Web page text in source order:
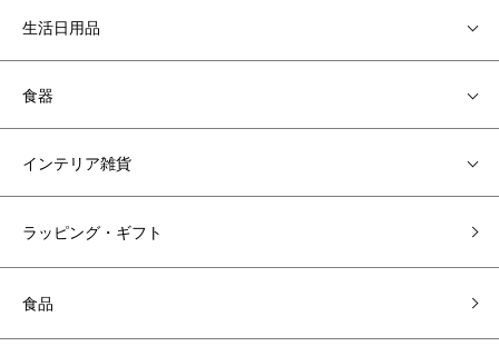
生活日用品
食器
インテリア雑貨
ラッピング・ギフト
食品